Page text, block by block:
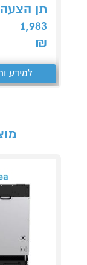
תן
1,983
₪
למידע